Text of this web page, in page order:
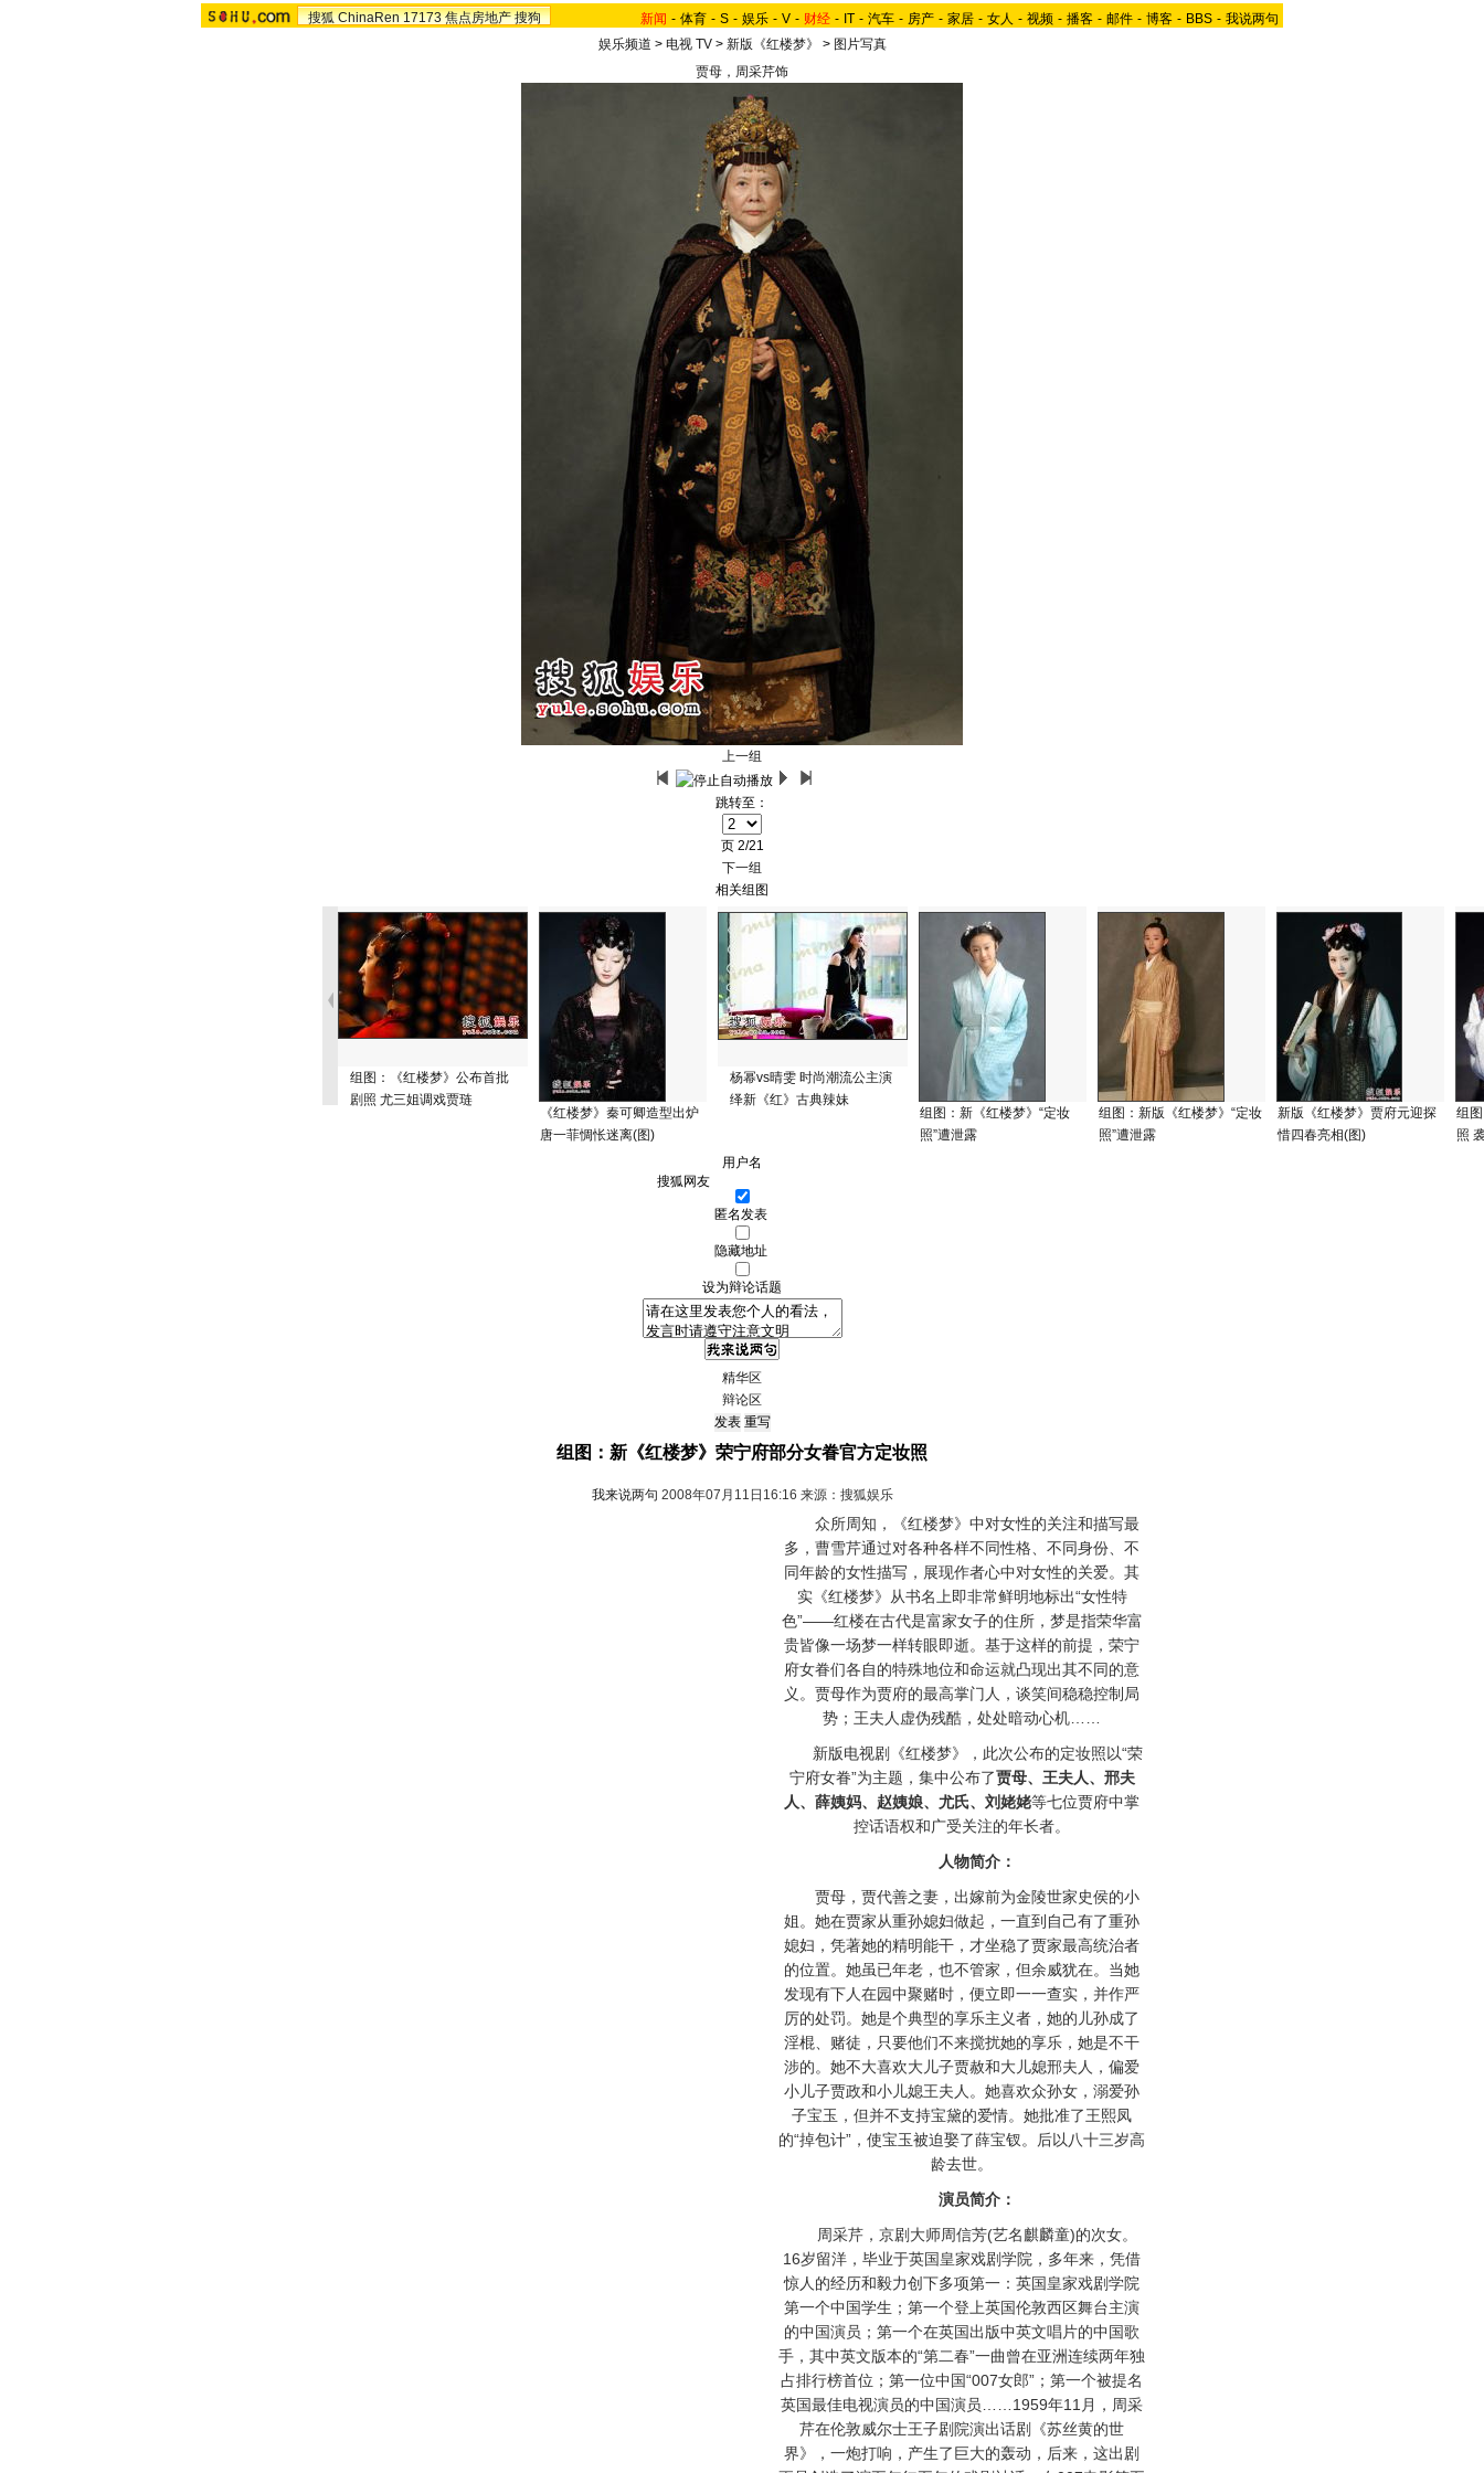
搜狐 ChinaRen 17173 焦点房地产 搜狗 新闻 - 体育 - S - 娱乐 - V - 财经 - IT - 汽车 - 房产 - 家居 - 女人 - 视频 - 播客 - 邮件 - 博客 - BBS - 我说两句
娱乐频道 > 电视 TV> 新版《红楼梦》 > 图片写真
贾母，周采芹饰
上一组
跳转至：
页 2/21
下一组
相关组图
组图：《红楼梦》公布首批
剧照 尤三姐调戏贾琏
《红楼梦》秦可卿造型出炉
唐一菲惆怅迷离(图)
杨幂vs晴雯 时尚潮流公主演
绎新《红》古典辣妹
组图：新《红楼梦》“定妆
照”遭泄露
组图：新版《红楼梦》“定妆
照”遭泄露
新版《红楼梦》贾府元迎探
惜四春亮相(图)
组
照
用户名
匿名发表
隐藏地址
设为辩论话题
精华区
辩论区
组图：新《红楼梦》荣宁府部分女眷官方定妆照
我来说两句 2008年07月11日16:16 来源：搜狐娱乐
众所周知，《红楼梦》中对女性的关注和描写最
多，曹雪芹通过对各种各样不同性格、不同身份、不
同年龄的女性描写，展现作者心中对女性的关爱。其
实《红楼梦》从书名上即非常鲜明地标出“女性特
色”——红楼在古代是富家女子的住所，梦是指荣华富
贵皆像一场梦一样转眼即逝。基于这样的前提，荣宁
府女眷们各自的特殊地位和命运就凸现出其不同的意
义。贾母作为贾府的最高掌门人，谈笑间稳稳控制局
势；王夫人虚伪残酷，处处暗动心机……
新版电视剧《红楼梦》，此次公布的定妆照以“荣
宁府女眷”为主题，集中公布了贾母、王夫人、邢夫
人、薛姨妈、赵姨娘、尤氏、刘姥姥等七位贾府中掌
控话语权和广受关注的年长者。
人物简介：
贾母，贾代善之妻，出嫁前为金陵世家史侯的小
姐。她在贾家从重孙媳妇做起，一直到自己有了重孙
媳妇，凭著她的精明能干，才坐稳了贾家最高统治者
的位置。她虽已年老，也不管家，但余威犹在。当她
发现有下人在园中聚赌时，便立即一一查实，并作严
厉的处罚。她是个典型的享乐主义者，她的儿孙成了
淫棍、赌徒，只要他们不来搅扰她的享乐，她是不干
涉的。她不大喜欢大儿子贾赦和大儿媳邢夫人，偏爱
小儿子贾政和小儿媳王夫人。她喜欢众孙女，溺爱孙
子宝玉，但并不支持宝黛的爱情。她批准了王熙凤
的“掉包计”，使宝玉被迫娶了薛宝钗。后以八十三岁高
龄去世。
演员简介：
周采芹，京剧大师周信芳(艺名麒麟童)的次女。
16岁留洋，毕业于英国皇家戏剧学院，多年来，凭借
惊人的经历和毅力创下多项第一：英国皇家戏剧学院
第一个中国学生；第一个登上英国伦敦西区舞台主演
的中国演员；第一个在英国出版中英文唱片的中国歌
手，其中英文版本的“第二春”一曲曾在亚洲连续两年独
占排行榜首位；第一位中国“007女郎”；第一个被提名
英国最佳电视演员的中国演员……1959年11月，周采
芹在伦敦威尔士王子剧院演出话剧《苏丝黄的世
界》，一炮打响，产生了巨大的轰动，后来，这出剧